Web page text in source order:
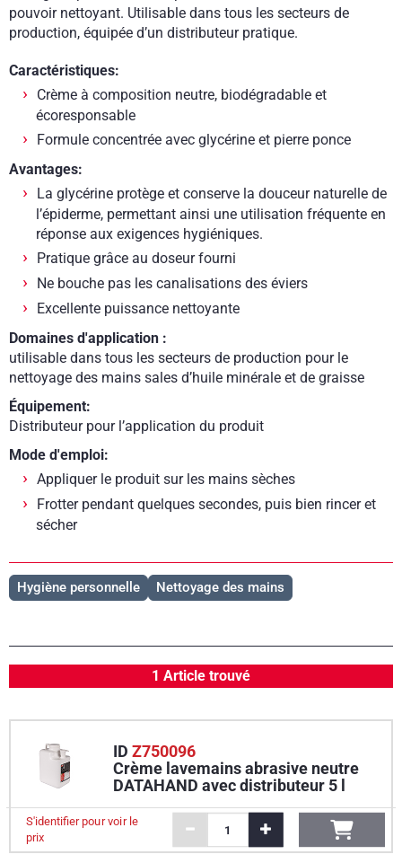
pouvoir nettoyant. Utilisable dans tous les secteurs de
production, équipée d’un distributeur pratique.
Caractéristiques:
Crème à composition neutre, biodégradable et
écoresponsable
Formule concentrée avec glycérine et pierre ponce
Avantages:
La glycérine protège et conserve la douceur naturelle de
l’épiderme, permettant ainsi une utilisation fréquente en
réponse aux exigences hygiéniques.
Pratique grâce au doseur fourni
Ne bouche pas les canalisations des éviers
Excellente puissance nettoyante
Domaines d'application :
utilisable dans tous les secteurs de production pour le
nettoyage des mains sales d’huile minérale et de graisse
Équipement:
Distributeur pour l’application du produit
Mode d'emploi:
Appliquer le produit sur les mains sèches
Frotter pendant quelques secondes, puis bien rincer et
sécher
Hygiène personnelle Nettoyage des mains
1 Article trouvé
ID Z750096
Crème lavemains abrasive neutre
DATAHAND avec distributeur 5 l
S'identifier pour voir le
prix